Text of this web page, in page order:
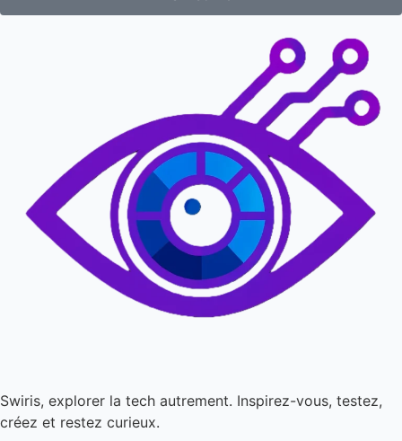
Swiris, explorer la tech autrement. Inspirez-vous, testez,
créez et restez curieux.